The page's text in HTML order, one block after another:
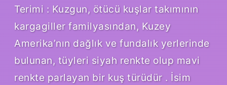
Terimi : Kuzgun, ötücü kuşlar takımının
kargagiller familyasından, Kuzey
Amerika’nın dağlık ve fundalık yerlerinde
bulunan, tüyleri siyah renkte olup mavi
renkte parlayan bir kuş türüdür . İsim